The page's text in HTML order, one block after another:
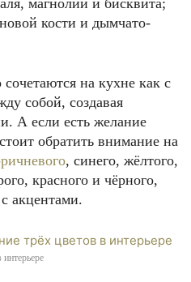
магнолии и бисквита;
кости и дымчато-
на кухне как с
собой, создавая
А если есть желание
обратить внимание на
, синего, жёлтого,
красного и чёрного,
акцентами.
интерьере